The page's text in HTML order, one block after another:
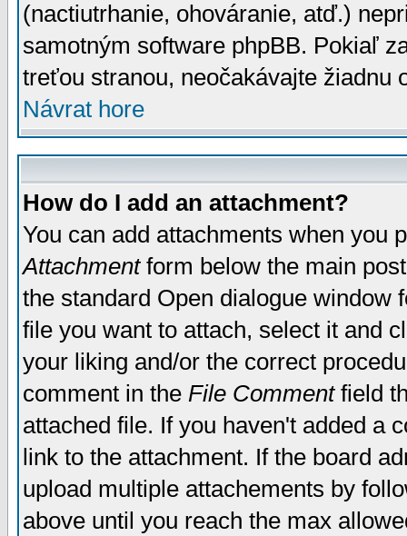
(nactiutrhanie, ohováranie, atď.)
samotným software phpBB. Pokiaľ
treťou stranou, neočakávajte žiadnu
Návrat hore
How do I add an attachment?
You can add attachments when you
Attachmentform below the main
the standard Open dialogue window
file you want to attach, select it and
your liking and/or the correct
comment in the File Commentfield
attached file. If you haven't added a
link to the attachment. If the board
upload multiple attachements by
above until you reach the max